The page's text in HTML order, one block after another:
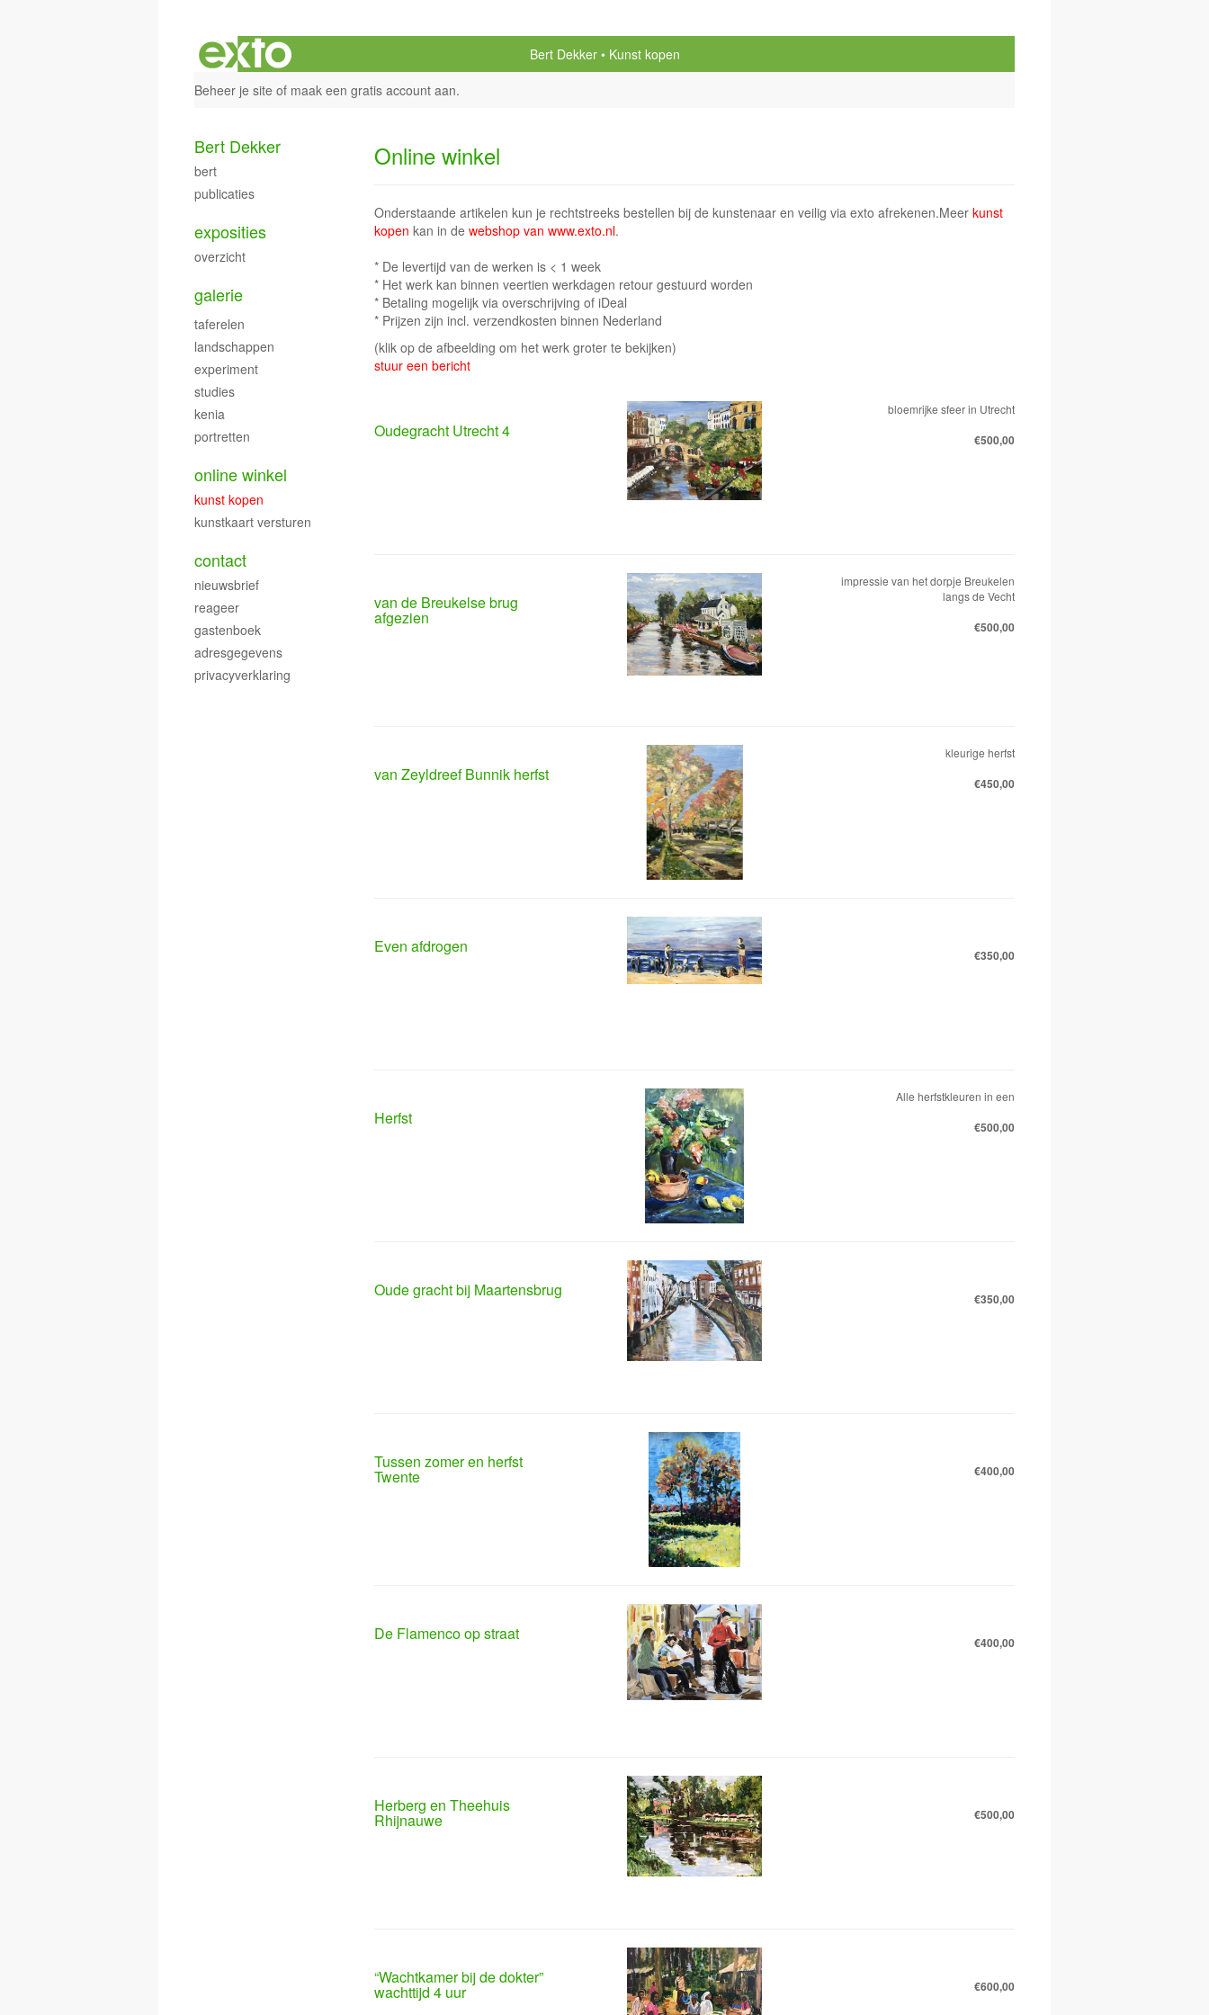
Bert Dekker
Kunst kopen
Beheer je site of maak een gratis account aan.
Online winkel
Onderstaande artikelen kun je rechtstreeks bestellen bij de kunstenaar en veilig via exto afrekenen.Meer kunst
kopen kan in de webshop van www.exto.nl.
* De levertijd van de werken is < 1 week
* Het werk kan binnen veertien werkdagen retour gestuurd worden
* Betaling mogelijk via overschrijving of iDeal
* Prijzen zijn incl. verzendkosten binnen Nederland
(klik op de afbeelding om het werk groter te bekijken)
stuur een bericht
Oudegracht Utrecht 4
bloemrijke sfeer in Utrecht
€500,00
van de Breukelse brug
afgezien
impressie van het dorpje Breukelen
langs de Vecht
€500,00
van Zeyldreef Bunnik herfst
kleurige herfst
€450,00
Even afdrogen €350,00
Herfst
Alle herfstkleuren in een
€500,00
Oude gracht bij Maartensbrug €350,00
Tussen zomer en herfst
Twente €400,00
De Flamenco op straat €400,00
Herberg en Theehuis
Rhijnauwe €500,00
“Wachtkamer bij de dokter”
wachttijd 4 uur €600,00
Bert Dekker
bert
publicaties
exposities
overzicht
galerie
taferelen
landschappen
experiment
studies
kenia
portretten
online winkel
kunst kopen
kunstkaart versturen
contact
nieuwsbrief
reageer
gastenboek
adresgegevens
privacyverklaring